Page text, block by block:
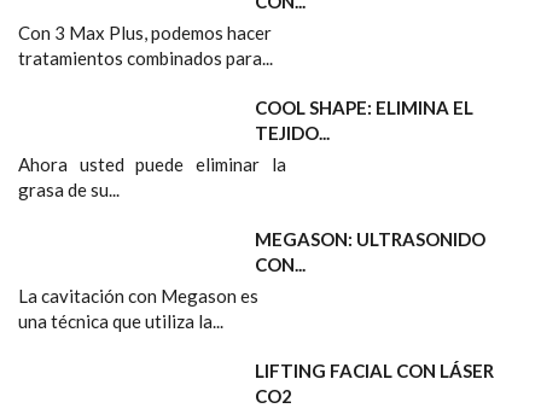
Con 3 Max Plus, podemos hacer
tratamientos combinados para...
COOL SHAPE: ELIMINA EL
TEJIDO...
Ahora usted puede eliminar la
grasa de su...
MEGASON: ULTRASONIDO
CON...
La cavitación con Megason es
una técnica que utiliza la...
LIFTING FACIAL CON LÁSER
CO2